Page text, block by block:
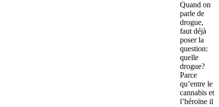
Quand on
parle de
drogue,
faut déjà
poser la
question:
quelle
drogue?
Parce
qu’entre le
cannabis et
l’héroïne il